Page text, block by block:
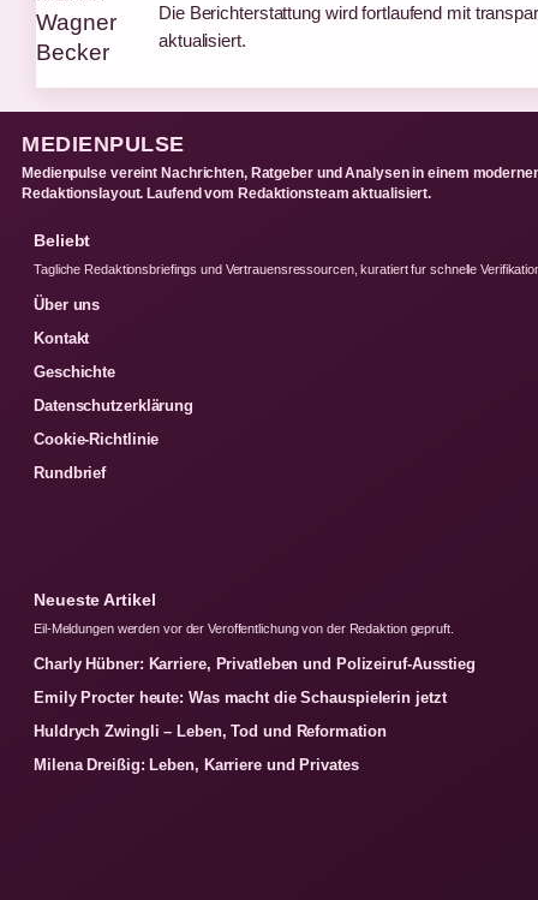
Die Berichterstattung wird fortlaufend mit
aktualisiert.
MEDIENPULSE
Medienpulse vereint Nachrichten, Ratgeber und Analysen in einem
Redaktionslayout. Laufend vom Redaktionsteam aktualisiert.
Beliebt
Tagliche Redaktionsbriefings und Vertrauensressourcen, kuratiert fur schnelle
Über uns
Kontakt
Geschichte
Datenschutzerklärung
Cookie-Richtlinie
Rundbrief
Neueste Artikel
Eil-Meldungen werden vor der Veroffentlichung von der Redaktion gepruft.
Charly Hübner: Karriere, Privatleben und Polizeiruf-Ausstieg
Emily Procter heute: Was macht die Schauspielerin jetzt
Huldrych Zwingli – Leben, Tod und Reformation
Milena Dreißig: Leben, Karriere und Privates